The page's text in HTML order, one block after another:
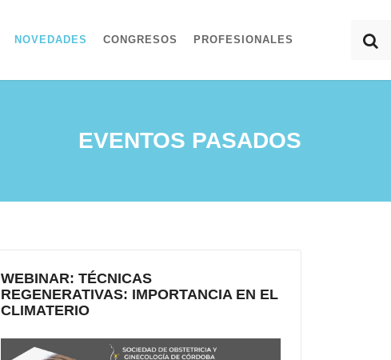
NOVEDADES CONGRESOS PROFESIONALES
EVENTOS PASADOS
WEBINAR: TÉCNICAS
REGENERATIVAS: IMPORTANCIA EN EL
CLIMATERIO